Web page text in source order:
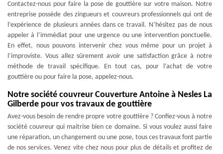
Contactez-nous pour faire la pose de gouttière sur votre maison. Notre
entreprise possède des zingueurs et couvreurs professionnels qui ont de
l’expérience de plusieurs années dans ce travail. N’hésitez pas de nous
appeler à l’immédiat pour une urgence ou une intervention ponctuelle.
En effet, nous pouvons intervenir chez vous même pour un projet à
l’improviste. Vous allez sûrement avoir une satisfaction grâce à notre
méthode de travail spécifique. En tout cas, pour l’achat de votre
gouttière ou pour faire la pose, appelez-nous.
Notre société couvreur Couverture Antoine à Nesles La
Gilberde pour vos travaux de gouttière
Avez-vous besoin de rendre propre votre gouttière ? Confiez-vous à notre
société couvreur qui maitrise bien ce domaine. Si vous voulez aussi faire
une réparation, un changement ou une pose, tous ces travaux font partie
de nos services. Venez vite chez nous pour plus de détails et profitez de